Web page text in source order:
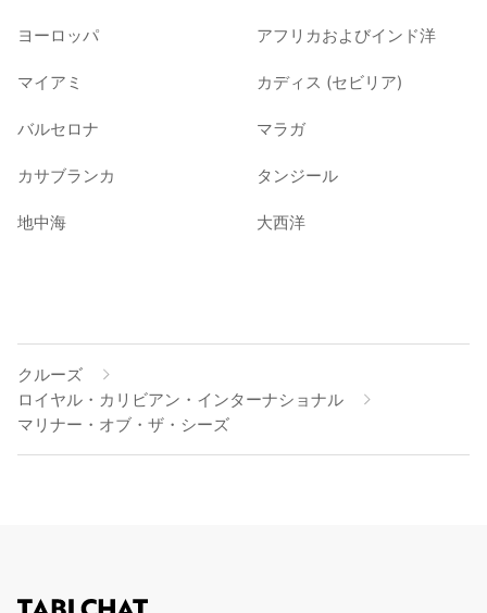
ヨーロッパ アフリカおよびインド洋
マイアミ カディス (セビリア)
バルセロナ マラガ
カサブランカ タンジール
地中海 大西洋
クルーズ
ロイヤル・カリビアン・インターナショナル
マリナー・オブ・ザ・シーズ